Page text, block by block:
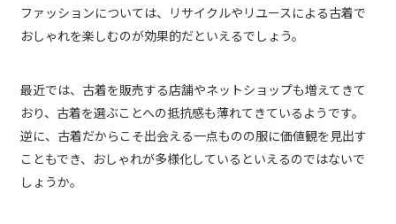
ファッションについては、リサイクルやリユースによる古着で
おしゃれを楽しむのが効果的だといえるでしょう。
最近では、古着を販売する店舗やネットショップも増えてきて
おり、古着を選ぶことへの抵抗感も薄れてきているようです。
逆に、古着だからこそ出会える一点ものの服に価値観を見出す
こともでき、おしゃれが多様化しているといえるのではないで
しょうか。